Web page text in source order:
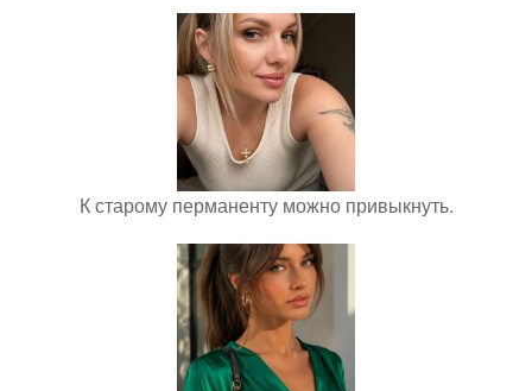
К старому перманенту можно привыкнуть.